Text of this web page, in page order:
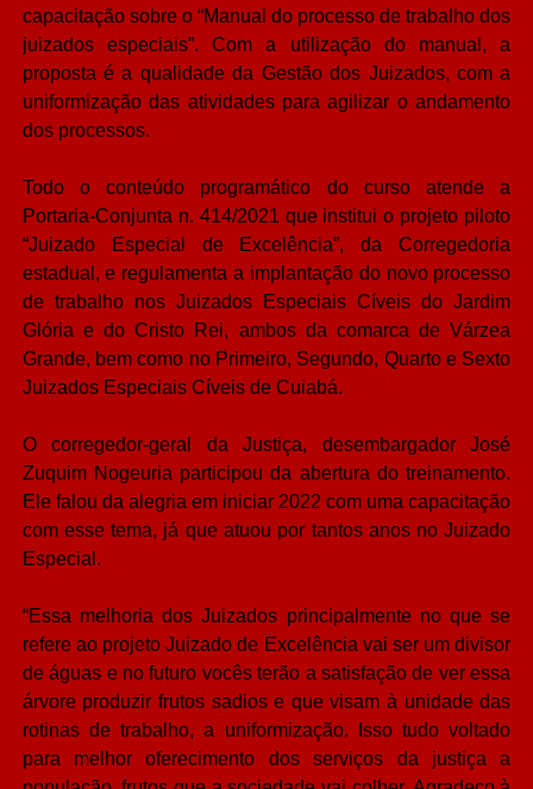
capacitação sobre o “Manual do processo de trabalho dos
juizados especiais”. Com a utilização do manual, a
proposta é a qualidade da Gestão dos Juizados, com a
uniformização das atividades para agilizar o andamento
dos processos.
Todo o conteúdo programático do curso atende a
Portaria-Conjunta n. 414/2021 que institui o projeto piloto
“Juizado Especial de Excelência”, da Corregedoria
estadual, e regulamenta a implantação do novo processo
de trabalho nos Juizados Especiais Cíveis do Jardim
Glória e do Cristo Rei, ambos da comarca de Várzea
Grande, bem como no Primeiro, Segundo, Quarto e Sexto
Juizados Especiais Cíveis de Cuiabá.
O corregedor-geral da Justiça, desembargador José
Zuquim Nogeuria participou da abertura do treinamento.
Ele falou da alegria em iniciar 2022 com uma capacitação
com esse tema, já que atuou por tantos anos no Juizado
Especial.
“Essa melhoria dos Juizados principalmente no que se
refere ao projeto Juizado de Excelência vai ser um divisor
de águas e no futuro vocês terão a satisfação de ver essa
árvore produzir frutos sadios e que visam à unidade das
rotinas de trabalho, a uniformização. Isso tudo voltado
para melhor oferecimento dos serviços da justiça a